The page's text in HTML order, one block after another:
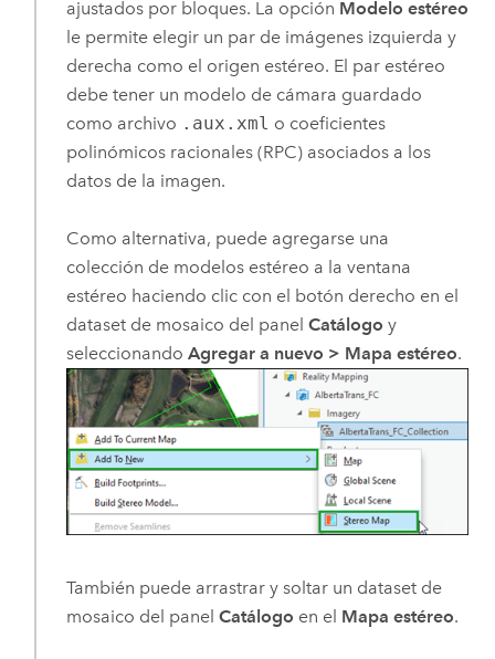
ajustados por bloques. La opción Modelo estéreo
le permite elegir un par de imágenes izquierda y
derecha como el origen estéreo. El par estéreo
debe tener un modelo de cámara guardado
como archivo .aux.xml o coeficientes
polinómicos racionales (RPC) asociados a los
datos de la imagen.
Como alternativa, puede agregarse una
colección de modelos estéreo a la ventana
estéreo haciendo clic con el botón derecho en el
dataset de mosaico del panel Catálogo y
seleccionando Agregar a nuevo > Mapa estéreo.
También puede arrastrar y soltar un dataset de
mosaico del panel Catálogo en el Mapa estéreo.